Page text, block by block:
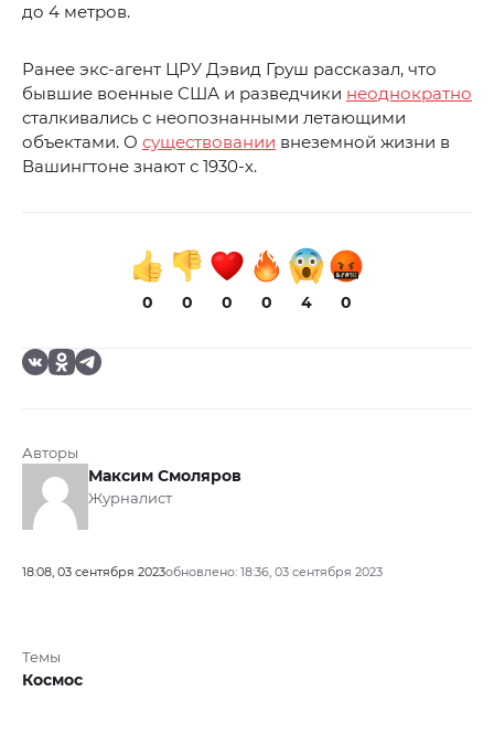
до 4 метров.
Ранее экс-агент ЦРУ Дэвид Груш рассказал, что
бывшие военные США и разведчики неоднократно
сталкивались с неопознанными летающими
объектами. О существовании внеземной жизни в
Вашингтоне знают с 1930-х.
0 0 0 0 4 0
Авторы
Максим Смоляров
Журналист
18:08, 03 сентября 2023обновлено: 18:36, 03 сентября 2023
Темы
Космос